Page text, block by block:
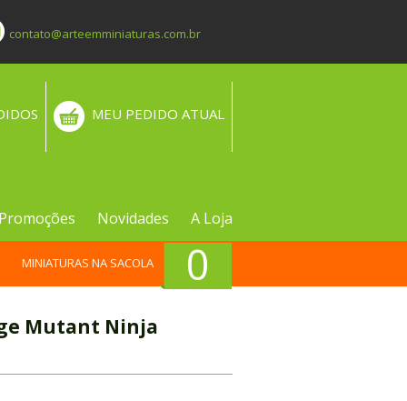
contato@arteemminiaturas.com.br
MEU PEDIDO ATUAL
Promoções Novidades A Loja
0
MINIATURAS NA SACOLA
Mutant Ninja